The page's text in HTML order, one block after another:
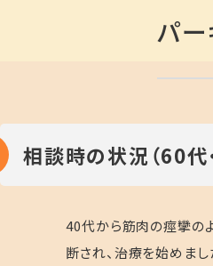
パ
相談時の状況（60代
40代から筋肉の痙攣の
断され、治療を始めま